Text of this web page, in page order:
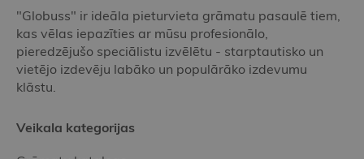
"Globuss" ir ideāla pieturvieta grāmatu pasaulē tiem,
kas vēlas iepazīties ar mūsu profesionālo,
pieredzējušo speciālistu izvēlētu - starptautisko un
vietējo izdevēju labāko un populārāko izdevumu
klāstu.
Veikala kategorijas